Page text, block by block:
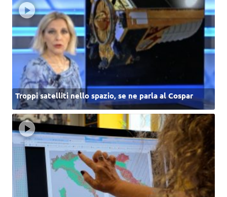
Troppi satelliti nello spazio, se ne parla al Cospar